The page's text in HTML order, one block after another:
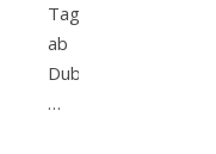
Tagesausflug
ab
Dubai.
…